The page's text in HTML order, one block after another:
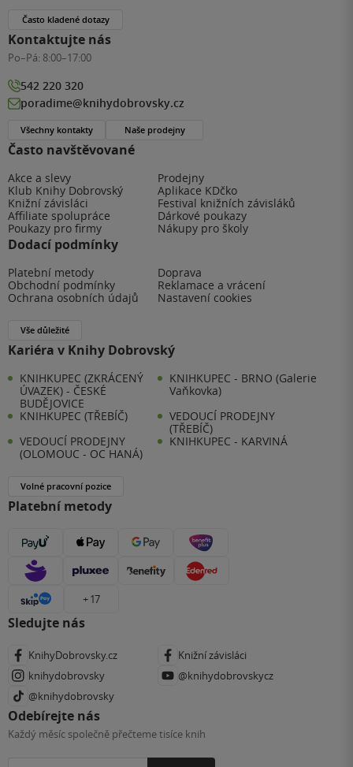
Často navštěvované
Akce a slevy
Prodejny
Klub Knihy Dobrovský
Aplikace KDčko
Knižní závisláci
Festival knižních závisláků
Affiliate spolupráce
Dárkové poukazy
Poukazy pro firmy
Nákupy pro školy
Dodací podmínky
Platební metody
Doprava
Obchodní podmínky
Reklamace a vrácení
Ochrana osobních údajů
Nastavení cookies
Vše důležité
Kariéra v Knihy Dobrovský
KNIHKUPEC (ZKRÁCENÝ
ÚVAZEK) - ČESKÉ
BUDĚJOVICE
KNIHKUPEC - BRNO (Galerie
Vaňkovka)
KNIHKUPEC (TŘEBÍČ)
VEDOUCÍ PRODEJNY
(TŘEBÍČ)
VEDOUCÍ PRODEJNY
(OLOMOUC - OC HANÁ)
KNIHKUPEC - KARVINÁ
Volné pracovní pozice
Platební metody
+ 17
Sledujte nás
KnihyDobrovsky.cz
Knižní závisláci
knihydobrovsky
@knihydobrovskycz
@knihydobrovsky
Odebírejte nás
Každý měsíc společně přečteme tisíce knih
Často kladené dotazy
Kontaktujte nás
Po–Pá: 8:00–17:00
542 220 320
poradime@knihydobrovsky.cz
Všechny kontakty Naše prodejny